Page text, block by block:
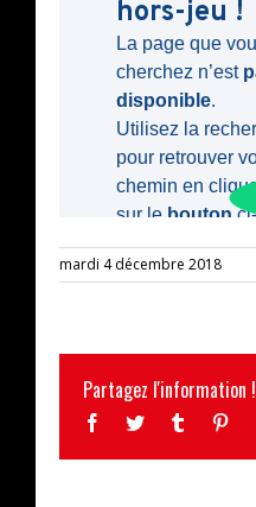
mardi 4 décembre 2018
Partagez l'information !
Facebook
Twitter Tumblr